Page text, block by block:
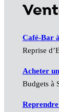
Café-Bar
Reprise
Acheter
Budgets à